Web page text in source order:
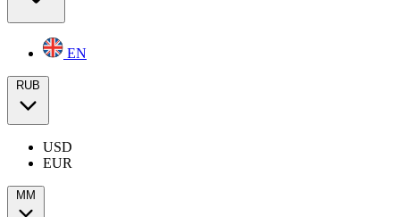
EN
RUB
USD
EUR
ММ